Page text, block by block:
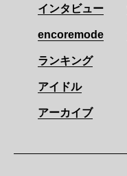
インタビュー
encoremode
ランキング
アイドル
アーカイブ